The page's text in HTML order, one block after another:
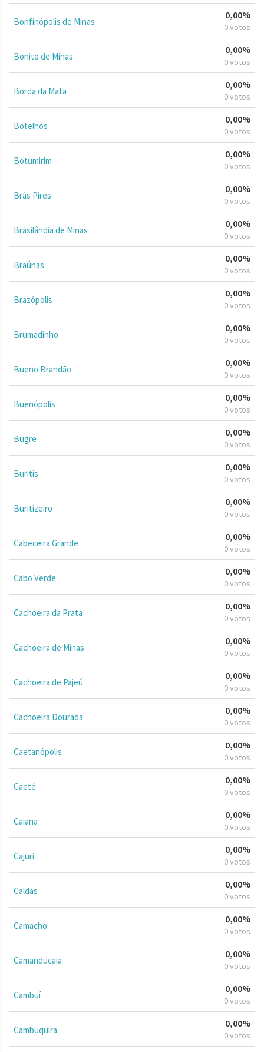
Bonfinópolis de Minas
0,00%
0 votos
Bonito de Minas
0,00%
0 votos
Borda da Mata
0,00%
0 votos
Botelhos
0,00%
0 votos
Botumirim
0,00%
0 votos
Brás Pires
0,00%
0 votos
Brasilândia de Minas
0,00%
0 votos
Braúnas
0,00%
0 votos
Brazópolis
0,00%
0 votos
Brumadinho
0,00%
0 votos
Bueno Brandão
0,00%
0 votos
Buenópolis
0,00%
0 votos
Bugre
0,00%
0 votos
Buritis
0,00%
0 votos
Buritizeiro
0,00%
0 votos
Cabeceira Grande
0,00%
0 votos
Cabo Verde
0,00%
0 votos
Cachoeira da Prata
0,00%
0 votos
Cachoeira de Minas
0,00%
0 votos
Cachoeira de Pajeú
0,00%
0 votos
Cachoeira Dourada
0,00%
0 votos
Caetanópolis
0,00%
0 votos
Caeté
0,00%
0 votos
Caiana
0,00%
0 votos
Cajuri
0,00%
0 votos
Caldas
0,00%
0 votos
Camacho
0,00%
0 votos
Camanducaia
0,00%
0 votos
Cambuí
0,00%
0 votos
Cambuquira
0,00%
0 votos